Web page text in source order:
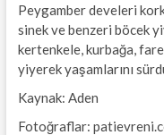
Peygamber develeri
sinek ve benzeri böcek
kertenkele, kurbağa,
yiyerek yaşamlarını
Kaynak: Aden
Fotoğraflar: